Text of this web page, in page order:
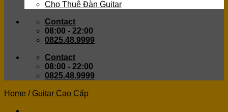
Cho Thuê Đàn Guitar
Contact
08:00 - 22:00
0825.48.9999
Contact
08:00 - 22:00
0825.48.9999
Home / Guitar Cao Cấp